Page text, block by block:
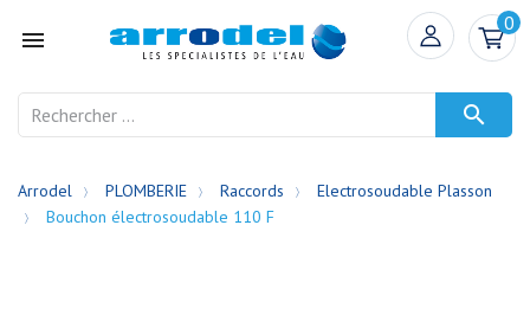

0

Arrodel PLOMBERIE Raccords
Electrosoudable Plasson
Bouchon électrosoudable 110 F